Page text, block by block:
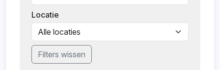
procent van de deelnamekosten in rekening.
We kijken ernaar uit je te verwelkomen. Kun je
toch niet komen? Annuleren kan via de link in
de bevestigingsmail.
Locatie
Filters wissen